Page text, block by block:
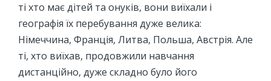
ті хто має дітей та онуків, вони виїхали і
географія їх перебування дуже велика:
Німеччина, Франція, Литва, Польша, Австрія. Але
ті, хто виїхав, продовжили навчання
дистанційно, дуже складно було його